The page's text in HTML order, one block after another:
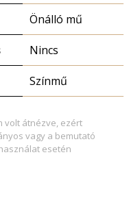
Önálló mű
Nincs
Színmű
volt átnézve, ezért
vagy a bemutató
esetén